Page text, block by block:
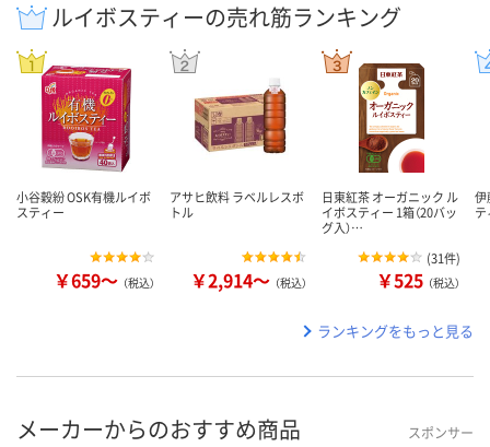
ルイボスティーの売れ筋ランキング
小谷穀紛 OSK有機ルイボ
スティー
￥659～ （税込）
アサヒ飲料 ラベルレスボ
トル
￥2,914～ （税込）
日東紅茶 オーガニック ル
イボスティー 1箱（20バッ
グ入）…
(31件)
￥525 （税込）
伊
ランキングをもっと見る
メーカーからのおすすめ商品 スポンサー